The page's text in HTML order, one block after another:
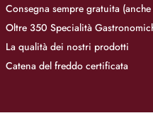
Consegna sempre gratuita
Oltre 350 Specialità
La qualità dei nostri prodotti
Catena del freddo certificata